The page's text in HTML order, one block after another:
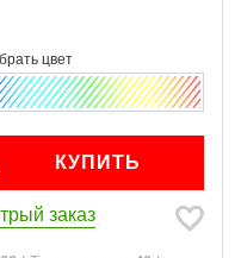
КУПИТЬ
заказ